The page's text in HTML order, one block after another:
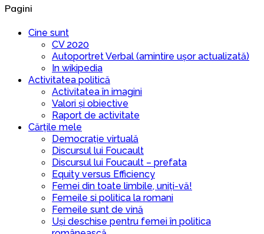
Pagini
Cine sunt
CV 2020
Autoportret Verbal (amintire ușor actualizată)
In wikipedia
Activitatea politică
Activitatea în imagini
Valori și obiective
Raport de activitate
Cărțile mele
Democrație virtuală
Discursul lui Foucault
Discursul lui Foucault – prefata
Equity versus Efficiency
Femei din toate limbile, uniți-vă!
Femeile si politica la romani
Femeile sunt de vină
Uși deschise pentru femei în politica